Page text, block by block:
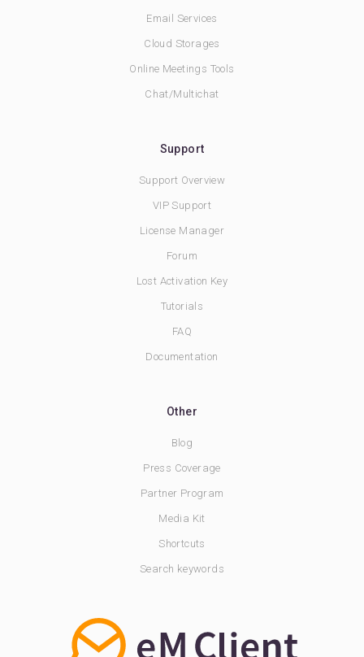
Email Services
Cloud Storages
Online Meetings Tools
Chat/Multichat
Support
Support Overview
VIP Support
License Manager
Forum
Lost Activation Key
Tutorials
FAQ
Documentation
Other
Blog
Press Coverage
Partner Program
Media Kit
Shortcuts
Search keywords